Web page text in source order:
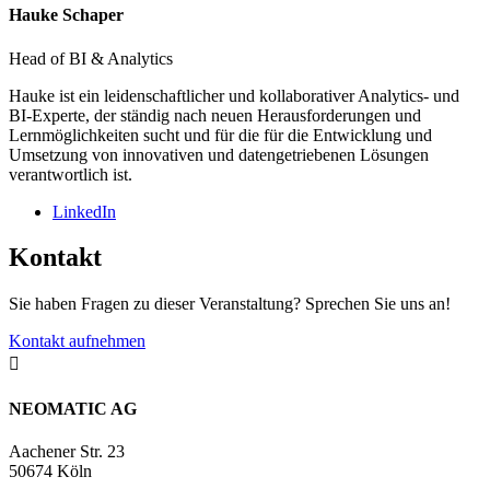
Hauke Schaper
Head of BI & Analytics
Hauke ist ein leidenschaftlicher und kollaborativer Analytics- und
BI-Experte, der ständig nach neuen Herausforderungen und
Lernmöglichkeiten sucht und für die für die Entwicklung und
Umsetzung von innovativen und datengetriebenen Lösungen
verantwortlich ist.
LinkedIn
Kontakt
Sie haben Fragen zu dieser Veranstaltung? Sprechen Sie uns an!
Kontakt aufnehmen

NEOMATIC AG
Aachener Str. 23
50674 Köln